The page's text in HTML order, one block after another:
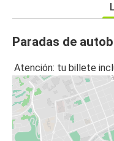
Paradas de
Atención: tu billete